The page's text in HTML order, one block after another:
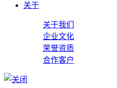
关于
关于我们
企业文化
荣誉资质
合作客户